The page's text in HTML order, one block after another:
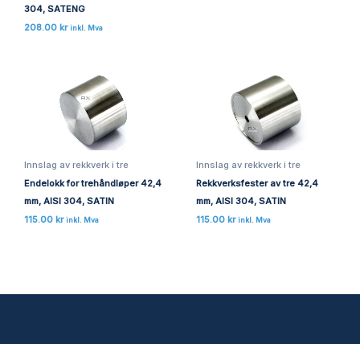
304, SATENG
208.00 kr inkl. Mva
Innslag av rekkverk i tre
Endelokk for trehåndløper 42,4
mm, AISI 304, SATIN
115.00 kr inkl. Mva
Innslag av rekkverk i tre
Rekkverksfester av tre 42,4
mm, AISI 304, SATIN
115.00 kr inkl. Mva